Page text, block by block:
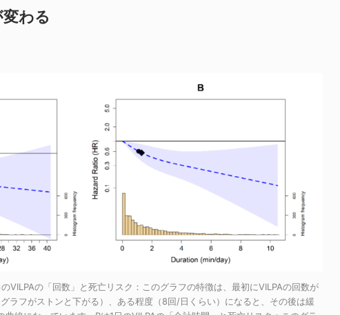
わる
VILPAの「回数」と死亡リスク：このグラフの特徴は、最初にVILPAの回数が
ラフがストンと下がる）、ある程度（8回/日くらい）になると、その後は緩